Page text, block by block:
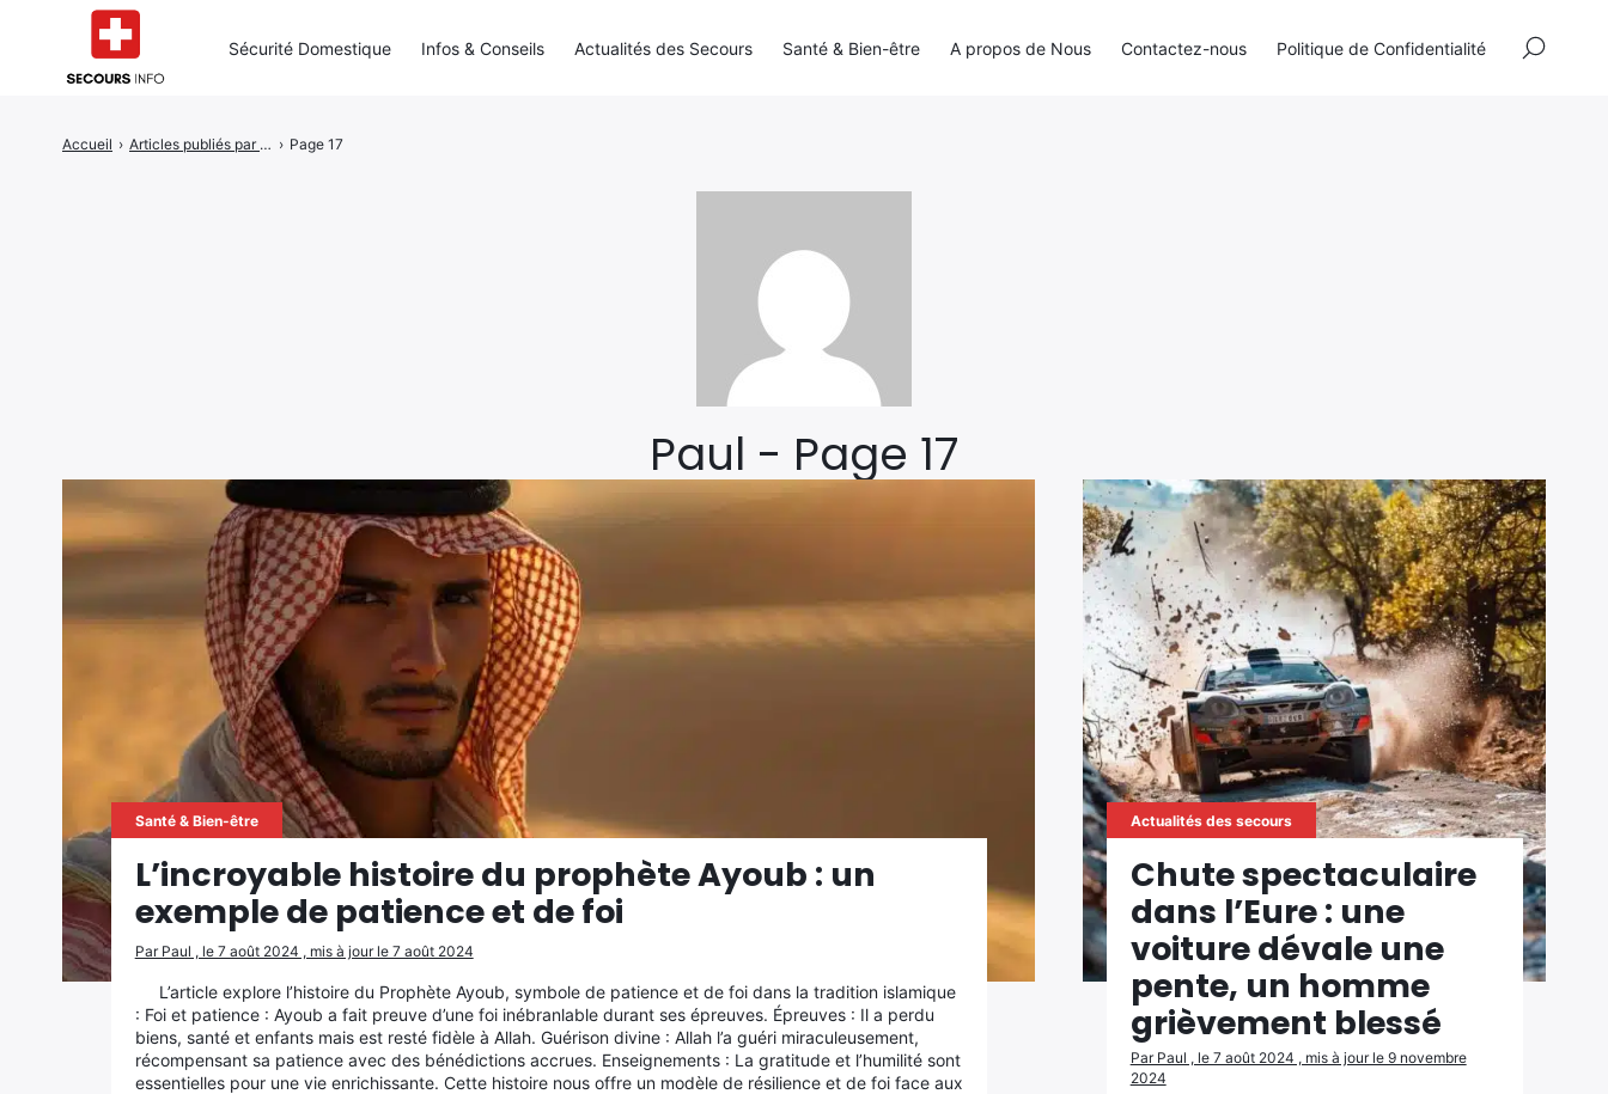
Paul - Page 17
Accueil › Articles publiés par Paul › Page 17
Santé & Bien-être
L’incroyable histoire du prophète Ayoub : un
exemple de patience et de foi
Par Paul , le 7 août 2024 , mis à jour le 7 août 2024
L’article explore l’histoire du Prophète Ayoub, symbole de patience et de foi dans la tradition islamique
: Foi et patience : Ayoub a fait preuve d’une foi inébranlable durant ses épreuves. Épreuves : Il a perdu
biens, santé et enfants mais est resté fidèle à Allah. Guérison divine : Allah l’a guéri miraculeusement,
récompensant sa patience avec des bénédictions accrues. Enseignements : La gratitude et l’humilité sont
essentielles pour une vie enrichissante. Cette histoire nous offre un modèle de résilience et de foi face aux
Actualités des secours
Chute spectaculaire
dans l’Eure : une
voiture dévale une
pente, un homme
grièvement blessé
Par Paul , le 7 août 2024 , mis à jour le 9 novembre
2024
Sécurité Domestique Infos & Conseils Actualités des Secours Santé & Bien-être A propos de Nous Contactez-nous Politique de Confidentialité